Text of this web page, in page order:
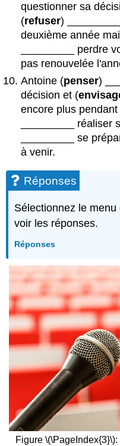
questionner sa
(refuser)
deuxième année
_________ perdre
pas renouvelée
Antoine (penser)
décision et (
encore plus
_________ réaliser
_________ se
à venir.
Réponses
Sélectionnez le
voir les réponses.
Réponses
Figure